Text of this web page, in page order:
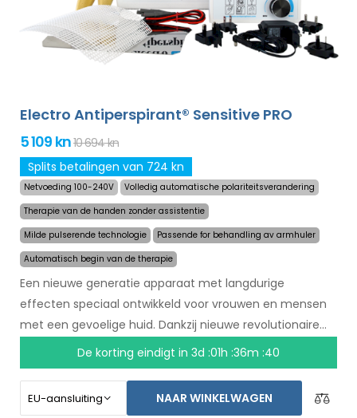
Electro Antiperspirant® Sensitive PRO
5 109 kn10 694 kn
Splits betalingen van 724 kn
Netvoeding 100-240V
Volledig automatische polariteitsverandering
Therapie van de handen zonder assistentie
Milde pulserende technologie
Passende for behandling av armhuler
Automatisch begin van de therapie
Een nieuwe generatie apparaat met langdurige
effecten speciaal ontwikkeld voor vrouwen en mensen
met een gevoelige huid. Dankzij nieuwe revolutionaire
technologie kan het zweten in een mum van tijd
stoppen voor een langere tijd. Speciaal gemaakt voor
het behandelen van de voeten, oksels, en beide handen
zonder de assistentie van een ander persoon (allemaal
De korting eindigt in3d :01h :36m :39
NAAR WINKELWAGEN